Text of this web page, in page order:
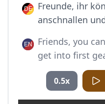
Freunde, ihr
anschnallen
Friends, you
get into first
0.5x